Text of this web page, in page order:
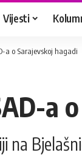
Vijesti
a o Sarajevskoj hagadi
a
na